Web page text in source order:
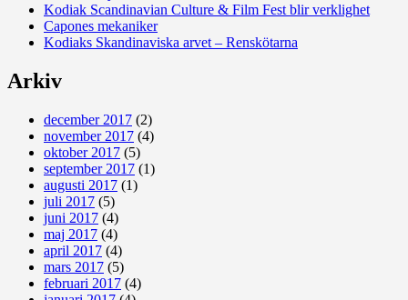
Kodiak Scandinavian Culture & Film Fest blir verklighet
Capones mekaniker
Kodiaks Skandinaviska arvet – Renskötarna
Arkiv
december 2017 (2)
november 2017 (4)
oktober 2017 (5)
september 2017 (1)
augusti 2017 (1)
juli 2017 (5)
juni 2017 (4)
maj 2017 (4)
april 2017 (4)
mars 2017 (5)
februari 2017 (4)